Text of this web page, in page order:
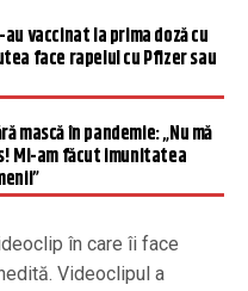
vaccinat la prima doză cu
face rapelul cu Pfizer sau
mască în pandemie: „Nu mă
Mi-am făcut imunitatea
în care îi face
Videoclipul a